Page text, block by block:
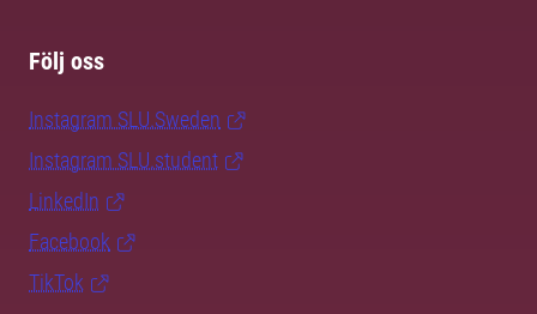
Följ oss
Instagram SLU.Sweden
Instagram SLU.student
LinkedIn
Facebook
TikTok